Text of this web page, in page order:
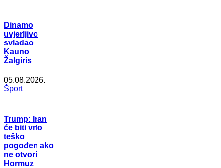
Dinamo
uvjerljivo
svladao
Kauno
Žalgiris
05.08.2026.
Šport
Trump: Iran
će biti vrlo
teško
pogođen ako
ne otvori
Hormuz